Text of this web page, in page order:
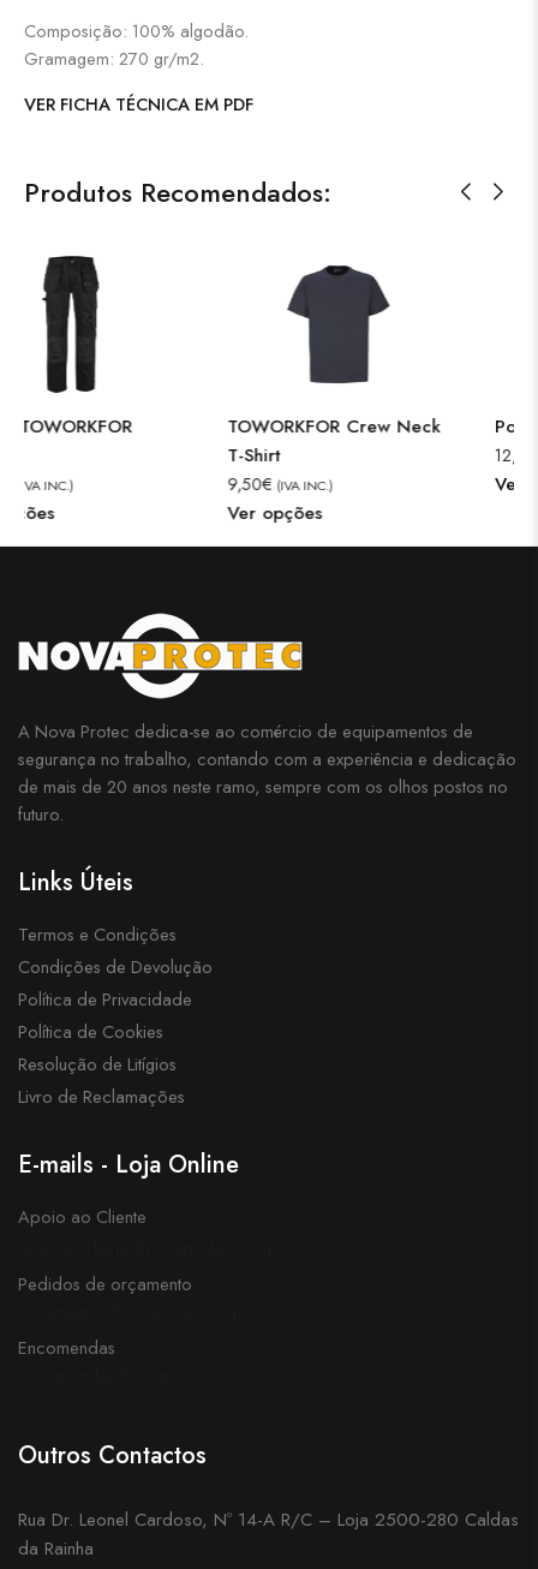
Composição: 100% algodão.
Gramagem: 270 gr/m2.
VER FICHA TÉCNICA EM PDF
Produtos Recomendados:
Neck Polo TOWORKFOR Sweatshirt
A Nova Protec dedica-se ao comércio de equipamentos de
segurança no trabalho, contando com a experiência e dedicação
de mais de 20 anos neste ramo, sempre com os olhos postos no
futuro.
Links Úteis
Termos e Condições
Condições de Devolução
Política de Privacidade
Política de Cookies
Resolução de Litígios
Livro de Reclamações
E-mails - Loja Online
Apoio ao Cliente
Pedidos de orçamento
Encomendas
Outros Contactos
Rua Dr. Leonel Cardoso, Nº 14-A R/C – Loja 2500-280 Caldas
da Rainha